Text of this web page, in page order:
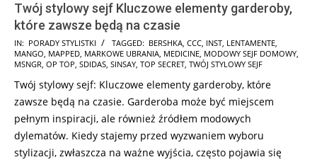
Twój stylowy sejf Kluczowe elementy garderoby,
które zawsze będą na czasie
2024-
11-
IN: PORADY STYLISTKI TAGGED: BERSHKA, CCC, INST, LENTAMENTE,
MANGO, MAPPED, MARKOWE UBRANIA, MEDICINE, MODOWY SEJF DOMOWY,
MSNGR, OP TOP, SDIDAS, SINSAY, TOP SECRET, TWÓJ STYLOWY SEJF
Twój stylowy sejf: Kluczowe elementy garderoby, które
zawsze będą na czasie. Garderoba może być miejscem
pełnym inspiracji, ale również źródłem modowych
dylematów. Kiedy stajemy przed wyzwaniem wyboru
stylizacji, zwłaszcza na ważne wyjścia, często pojawia się